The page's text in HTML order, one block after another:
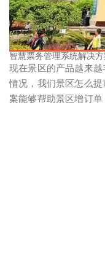
智慧票务管理系统解决
现在景区的产品越来
情况，我们景区怎么
案能够帮助景区增订